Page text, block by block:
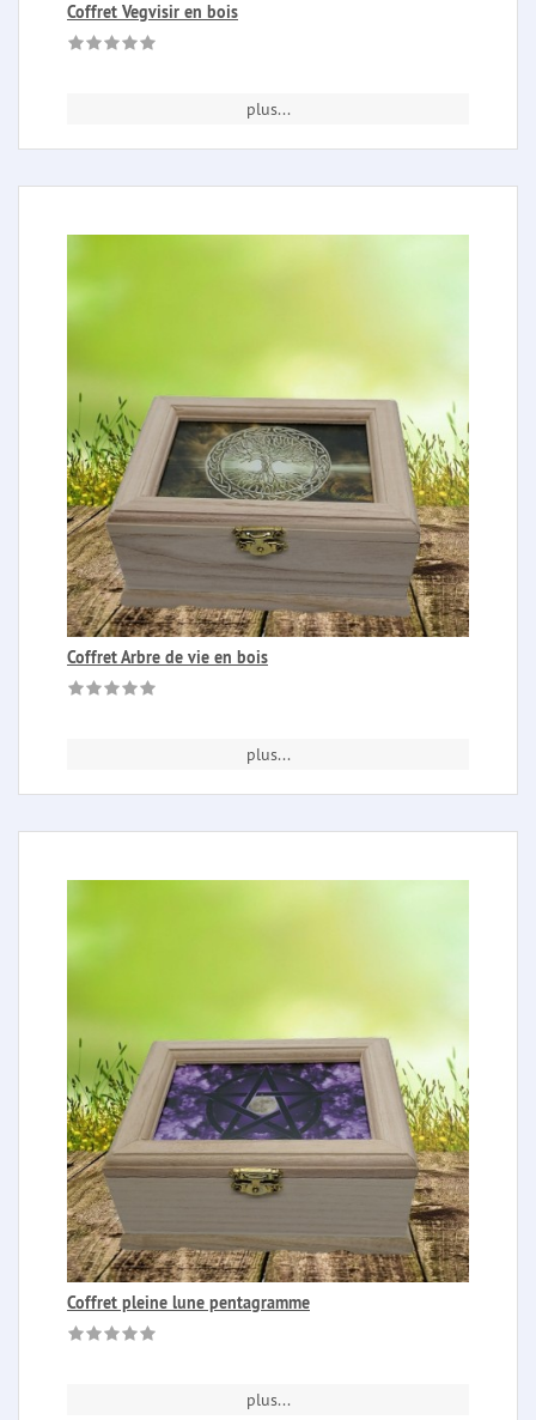
Coffret Vegvisir en bois
plus...
Coffret Arbre de vie en bois
plus...
Coffret pleine lune pentagramme
plus...